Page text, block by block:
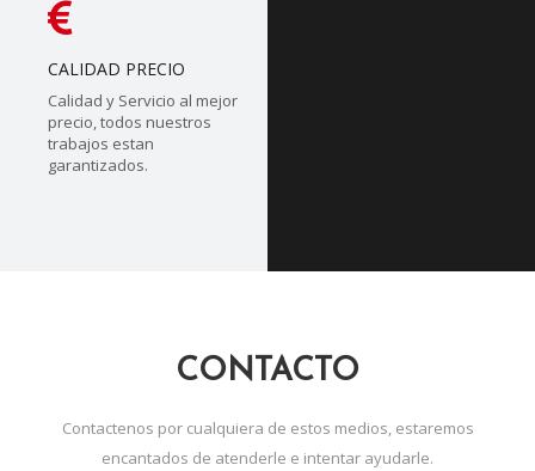
CALIDAD PRECIO
Calidad y Servicio al mejor
precio, todos nuestros
trabajos estan
garantizados.
CONTACTO
Contactenos por cualquiera de estos medios, estaremos
encantados de atenderle e intentar ayudarle.